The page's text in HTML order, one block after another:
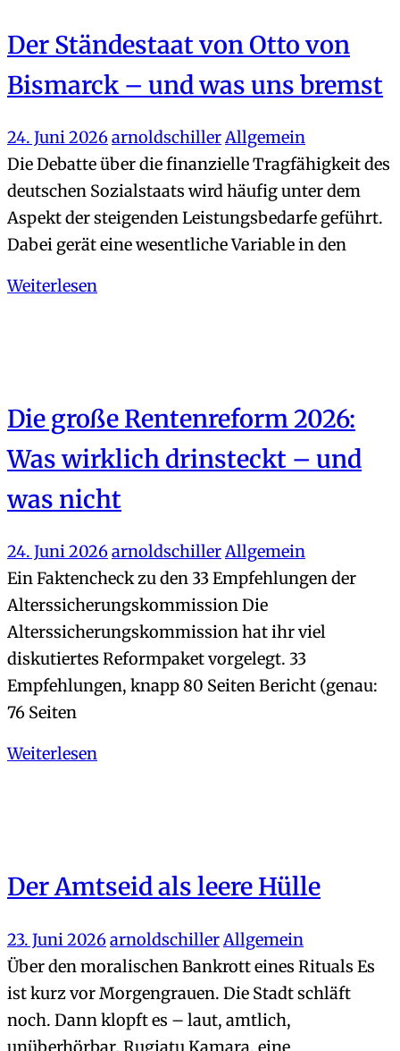
Der Ständestaat von Otto von
Bismarck – und was uns bremst
24. Juni 2026arnoldschillerAllgemein
Die Debatte über die finanzielle Tragfähigkeit des
deutschen Sozialstaats wird häufig unter dem
Aspekt der steigenden Leistungsbedarfe geführt.
Dabei gerät eine wesentliche Variable in den
Weiterlesen
Die große Rentenreform 2026:
Was wirklich drinsteckt – und
was nicht
24. Juni 2026arnoldschillerAllgemein
Ein Faktencheck zu den 33 Empfehlungen der
Alterssicherungskommission Die
Alterssicherungskommission hat ihr viel
diskutiertes Reformpaket vorgelegt. 33
Empfehlungen, knapp 80 Seiten Bericht (genau:
76 Seiten
Weiterlesen
Der Amtseid als leere Hülle
23. Juni 2026arnoldschiller Allgemein
Über den moralischen Bankrott eines Rituals Es
ist kurz vor Morgengrauen. Die Stadt schläft
noch. Dann klopft es – laut, amtlich,
unüberhörbar. Rugiatu Kamara, eine